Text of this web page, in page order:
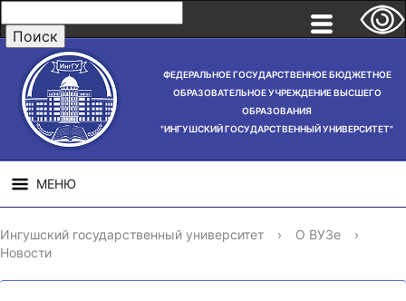
ФЕДЕРАЛЬНОЕ ГОСУДАРСТВЕННОЕ БЮДЖЕТНОЕ
ОБРАЗОВАТЕЛЬНОЕ УЧРЕЖДЕНИЕ ВЫСШЕГО
ОБРАЗОВАНИЯ
"ИНГУШСКИЙ ГОСУДАРСТВЕННЫЙ УНИВЕРСИТЕТ"
МЕНЮ
СВЕДЕНИЯ ОБ
ОБРАЗОВАТЕЛЬНОЙ
НАУЧНАЯ
ДЕЯТЕЛЬНОСТЬ
Ингушский государственный университет › О ВУЗе
›
Новости